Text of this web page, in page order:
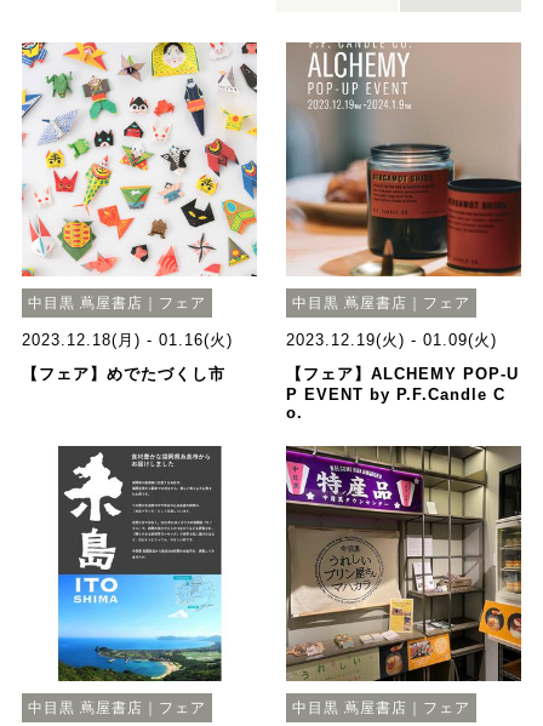
中目黒 蔦屋書店｜フェア
2023.12.18(月) - 01.16(火)
【フェア】めでたづくし市
中目黒 蔦屋書店｜フェア
2023.12.19(火) - 01.09(火)
【フェア】ALCHEMY POP-U
P EVENT by P.F.Candle C
o.
中目黒 蔦屋書店｜フェア 中目黒 蔦屋書店｜フェア